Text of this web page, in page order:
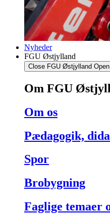
Nyheder
FGU Østjylland
Close FGU Østjylland
Om FGU
Om os
Pædagogik,
Spor
Brobygning
Faglige temaer